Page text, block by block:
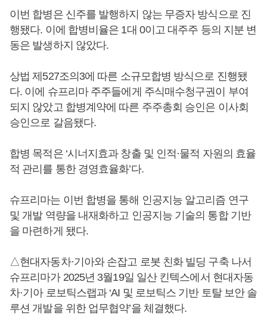
이번 합병은 신주를 발행하지 않는 무증자 방식으로 진
행됐다. 이에 합병비율은 1대 0이고 대주주 등의 지분 변
동은 발생하지 않았다.
상법 제527조의3에 따른 소규모합병 방식으로 진행됐
다. 이에 슈프리마 주주들에게 주식매수청구권이 부여
되지 않았고 합병계약에 따른 주주총회 승인은 이사회
승인으로 갈음됐다.
합병 목적은 ‘시너지효과 창출 및 인적·물적 자원의 효율
적 관리를 통한 경영효율화’다.
슈프리마는 이번 합병을 통해 인공지능 알고리즘 연구
및 개발 역량을 내재화하고 인공지능 기술의 통합 기반
을 마련하게 됐다.
△현대자동차·기아와 손잡고 로봇 친화 빌딩 구축 나서
슈프리마가 2025년 3월19일 일산 킨텍스에서 현대자동
차·기아 로보틱스랩과 ‘AI 및 로보틱스 기반 토탈 보안 솔
루션 개발을 위한 업무협약’을 체결했다.